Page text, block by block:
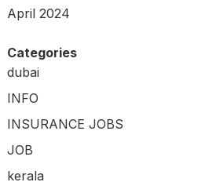
April 2024
Categories
dubai
INFO
INSURANCE JOBS
JOB
kerala